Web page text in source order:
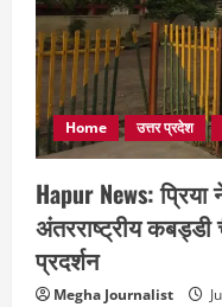
Home उत्तर प्रदेश
Hapur News:
अंतरराष्ट्रीय कबड्डी
प्रदर्शन
Megha Journalist